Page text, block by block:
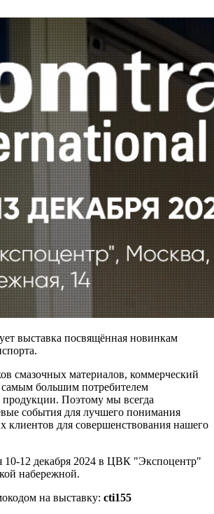
выставка посвящённая новинкам
смазочных материалов, коммерческий
самым большим потребителем
Поэтому мы всегда
события для лучшего понимания
клиентов для совершенствования нашего
10-12 декабря 2024 в ЦВК "Экспоцентр"
набережной.
на выставку: cti155